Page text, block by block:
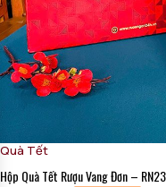
để trao đi sự chu đáo và
Mời Quý Khách gọi đến
0971510055. Chúng tôi
đơn hàng Tết nhanh
Quà Tết
Hộp Quà Tết Rượu Vang Đơn – RN23